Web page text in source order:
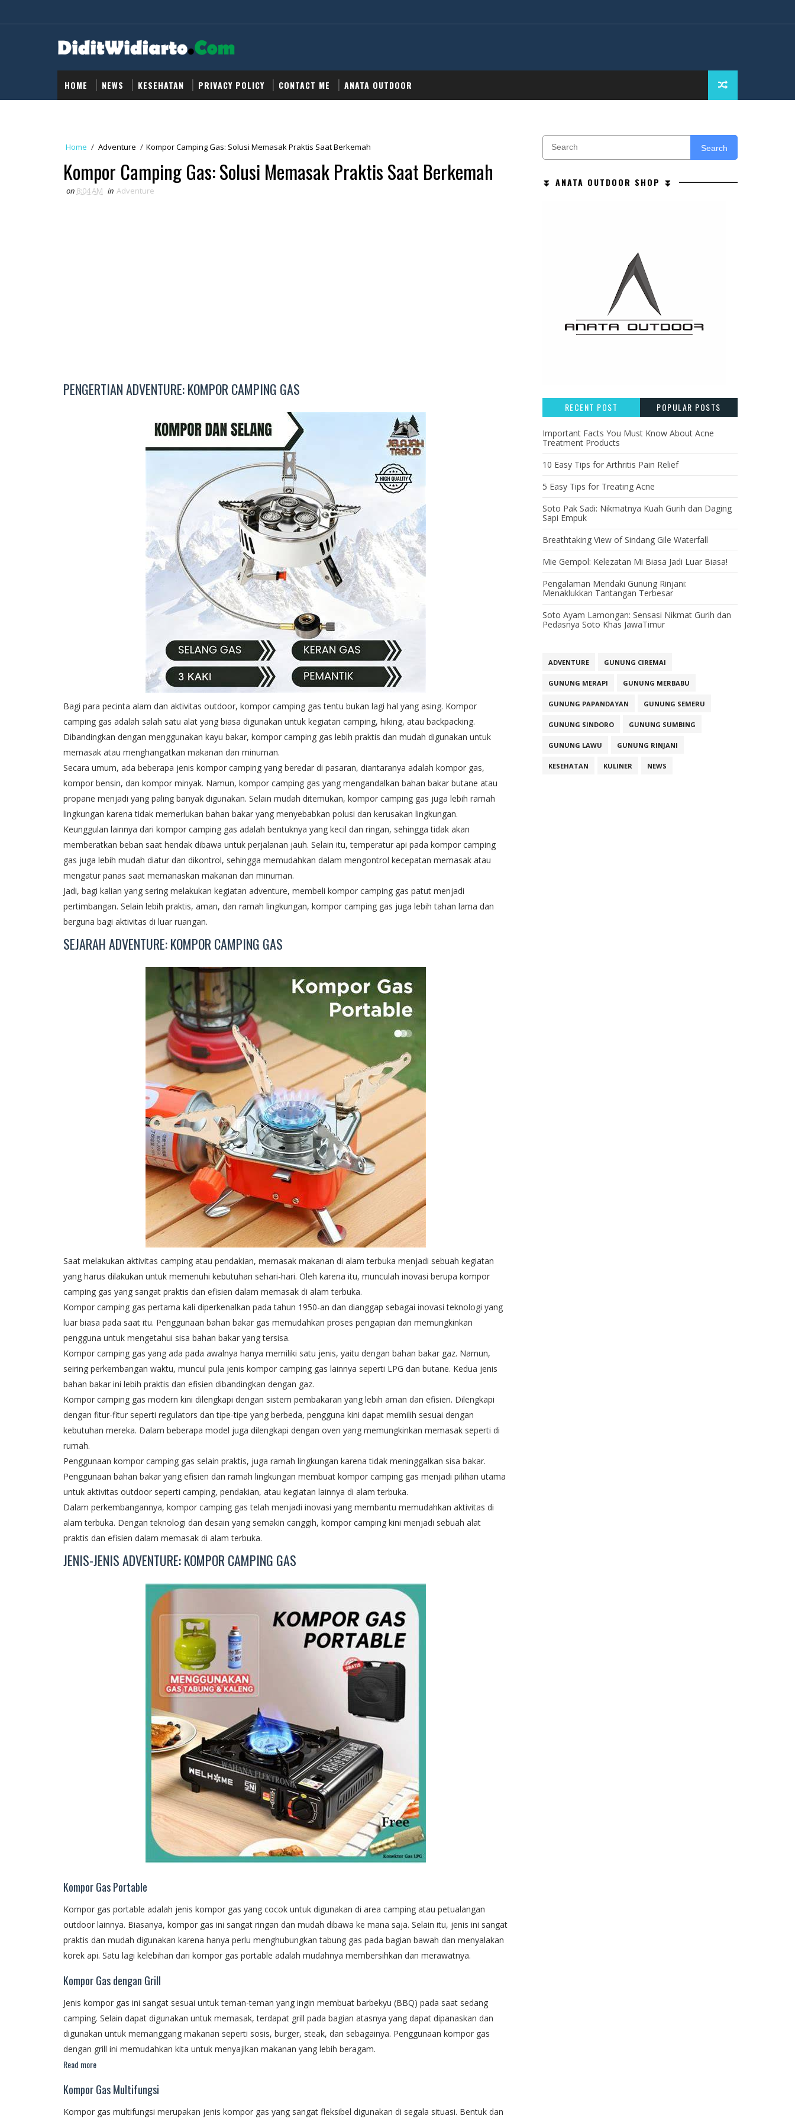
HOME NEWS KESEHATAN PRIVACY POLICY CONTACT ME ANATA OUTDOOR
Home / Adventure / Kompor Camping Gas: Solusi Memasak Praktis Saat Berkemah
Kompor Camping Gas: Solusi Memasak Praktis Saat Berkemah
on 8:04 AM in Adventure
PENGERTIAN ADVENTURE: KOMPOR CAMPING GAS
Bagi para pecinta alam dan aktivitas outdoor, kompor camping gas tentu bukan lagi hal yang asing. Kompor
camping gas adalah salah satu alat yang biasa digunakan untuk kegiatan camping, hiking, atau backpacking.
Dibandingkan dengan menggunakan kayu bakar, kompor camping gas lebih praktis dan mudah digunakan untuk
memasak atau menghangatkan makanan dan minuman.
Secara umum, ada beberapa jenis kompor camping yang beredar di pasaran, diantaranya adalah kompor gas,
kompor bensin, dan kompor minyak. Namun, kompor camping gas yang mengandalkan bahan bakar butane atau
propane menjadi yang paling banyak digunakan. Selain mudah ditemukan, kompor camping gas juga lebih ramah
lingkungan karena tidak memerlukan bahan bakar yang menyebabkan polusi dan kerusakan lingkungan.
Keunggulan lainnya dari kompor camping gas adalah bentuknya yang kecil dan ringan, sehingga tidak akan
memberatkan beban saat hendak dibawa untuk perjalanan jauh. Selain itu, temperatur api pada kompor camping
gas juga lebih mudah diatur dan dikontrol, sehingga memudahkan dalam mengontrol kecepatan memasak atau
mengatur panas saat memanaskan makanan dan minuman.
Jadi, bagi kalian yang sering melakukan kegiatan adventure, membeli kompor camping gas patut menjadi
pertimbangan. Selain lebih praktis, aman, dan ramah lingkungan, kompor camping gas juga lebih tahan lama dan
berguna bagi aktivitas di luar ruangan.
SEJARAH ADVENTURE: KOMPOR CAMPING GAS
Saat melakukan aktivitas camping atau pendakian, memasak makanan di alam terbuka menjadi sebuah kegiatan
yang harus dilakukan untuk memenuhi kebutuhan sehari-hari. Oleh karena itu, munculah inovasi berupa kompor
camping gas yang sangat praktis dan efisien dalam memasak di alam terbuka.
Kompor camping gas pertama kali diperkenalkan pada tahun 1950-an dan dianggap sebagai inovasi teknologi yang
luar biasa pada saat itu. Penggunaan bahan bakar gas memudahkan proses pengapian dan memungkinkan
pengguna untuk mengetahui sisa bahan bakar yang tersisa.
Kompor camping gas yang ada pada awalnya hanya memiliki satu jenis, yaitu dengan bahan bakar gaz. Namun,
seiring perkembangan waktu, muncul pula jenis kompor camping gas lainnya seperti LPG dan butane. Kedua jenis
bahan bakar ini lebih praktis dan efisien dibandingkan dengan gaz.
Kompor camping gas modern kini dilengkapi dengan sistem pembakaran yang lebih aman dan efisien. Dilengkapi
dengan fitur-fitur seperti regulators dan tipe-tipe yang berbeda, pengguna kini dapat memilih sesuai dengan
kebutuhan mereka. Dalam beberapa model juga dilengkapi dengan oven yang memungkinkan memasak seperti di
rumah.
Penggunaan kompor camping gas selain praktis, juga ramah lingkungan karena tidak meninggalkan sisa bakar.
Penggunaan bahan bakar yang efisien dan ramah lingkungan membuat kompor camping gas menjadi pilihan utama
untuk aktivitas outdoor seperti camping, pendakian, atau kegiatan lainnya di alam terbuka.
Dalam perkembangannya, kompor camping gas telah menjadi inovasi yang membantu memudahkan aktivitas di
alam terbuka. Dengan teknologi dan desain yang semakin canggih, kompor camping kini menjadi sebuah alat
praktis dan efisien dalam memasak di alam terbuka.
JENIS-JENIS ADVENTURE: KOMPOR CAMPING GAS
Kompor Gas Portable
Kompor gas portable adalah jenis kompor gas yang cocok untuk digunakan di area camping atau petualangan
outdoor lainnya. Biasanya, kompor gas ini sangat ringan dan mudah dibawa ke mana saja. Selain itu, jenis ini sangat
praktis dan mudah digunakan karena hanya perlu menghubungkan tabung gas pada bagian bawah dan menyalakan
korek api. Satu lagi kelebihan dari kompor gas portable adalah mudahnya membersihkan dan merawatnya.
Kompor Gas dengan Grill
Jenis kompor gas ini sangat sesuai untuk teman-teman yang ingin membuat barbekyu (BBQ) pada saat sedang
camping. Selain dapat digunakan untuk memasak, terdapat grill pada bagian atasnya yang dapat dipanaskan dan
digunakan untuk memanggang makanan seperti sosis, burger, steak, dan sebagainya. Penggunaan kompor gas
dengan grill ini memudahkan kita untuk menyajikan makanan yang lebih beragam.
Read more
Kompor Gas Multifungsi
Kompor gas multifungsi merupakan jenis kompor gas yang sangat fleksibel digunakan di segala situasi. Bentuk dan
Search
⏬ ANATA OUTDOOR SHOP ⏬
RECENT POST POPULAR POSTS
Important Facts You Must Know About Acne
Treatment Products
10 Easy Tips for Arthritis Pain Relief
5 Easy Tips for Treating Acne
Soto Pak Sadi: Nikmatnya Kuah Gurih dan Daging
Sapi Empuk
Breathtaking View of Sindang Gile Waterfall
Mie Gempol: Kelezatan Mi Biasa Jadi Luar Biasa!
Pengalaman Mendaki Gunung Rinjani:
Menaklukkan Tantangan Terbesar
Soto Ayam Lamongan: Sensasi Nikmat Gurih dan
Pedasnya Soto Khas JawaTimur
ADVENTURE GUNUNG CIREMAI
GUNUNG MERAPI GUNUNG MERBABU
GUNUNG PAPANDAYAN GUNUNG SEMERU
GUNUNG SINDORO GUNUNG SUMBING
GUNUNG LAWU GUNUNG RINJANI
KESEHATAN KULINER NEWS